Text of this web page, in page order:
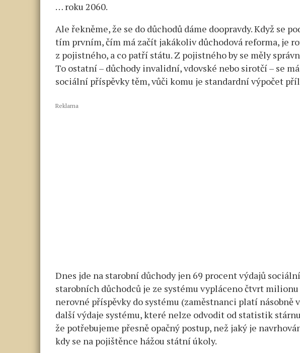
… roku 2060.
Ale řekněme, že se do důchodů dáme doopravdy. Když se
tím prvním, čím má začít jakákoliv důchodová reforma, je
z pojistného, a co patří státu. Z pojistného by se měly
To ostatní – důchody invalidní, vdovské nebo sirotčí – se
sociální příspěvky těm, vůči komu je standardní výpočet
Reklama
Dnes jde na starobní důchody jen 69 procent výdajů
starobních důchodců je ze systému vypláceno čtvrt
nerovné příspěvky do systému (zaměstnanci platí násobně
další výdaje systému, které nelze odvodit od statistik
že potřebujeme přesně opačný postup, než jaký je
kdy se na pojištěnce hážou státní úkoly.